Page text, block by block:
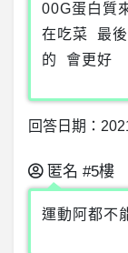
00G蛋白質
在吃菜 最
的 會更好
回答日期：
匿名 #5樓
運動阿都不